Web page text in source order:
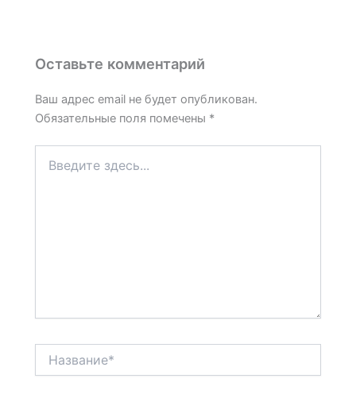
Оставьте комментарий
Ваш адрес email не будет опубликован.
Обязательные поля помечены *
здесь...